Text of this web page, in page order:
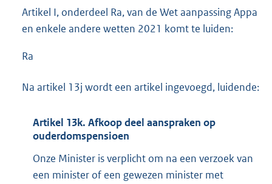
Artikel I, onderdeel Ra, van de Wet aanpassing Appa
en enkele andere wetten 2021 komt te luiden:
Ra
Na artikel 13j wordt een artikel ingevoegd, luidende:
Artikel 13k. Afkoop deel aanspraken op
ouderdomspensioen
Onze Minister is verplicht om na een verzoek van
een minister of een gewezen minister met